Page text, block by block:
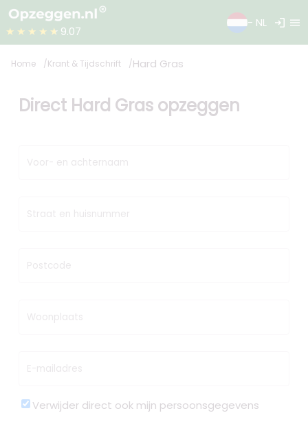
★★★★★ 9.07
- NL login menu
Home Krant & Tijdschrift Hard Gras
Direct Hard Gras opzeggen
Voor- en achternaam
Straat en huisnummer
Postcode
Woonplaats
E-mailadres
Verwijder direct ook mijn persoonsgegevens